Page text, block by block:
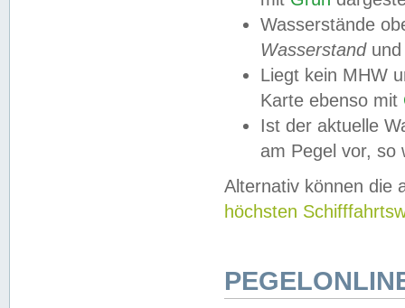
Wasserstände
Wasserstandund
Liegt kein MHW
Karte ebenso mit
Ist der aktuelle
am Pegel vor,
Alternativ können die
höchsten